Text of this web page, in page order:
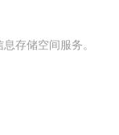
存储空间服务。